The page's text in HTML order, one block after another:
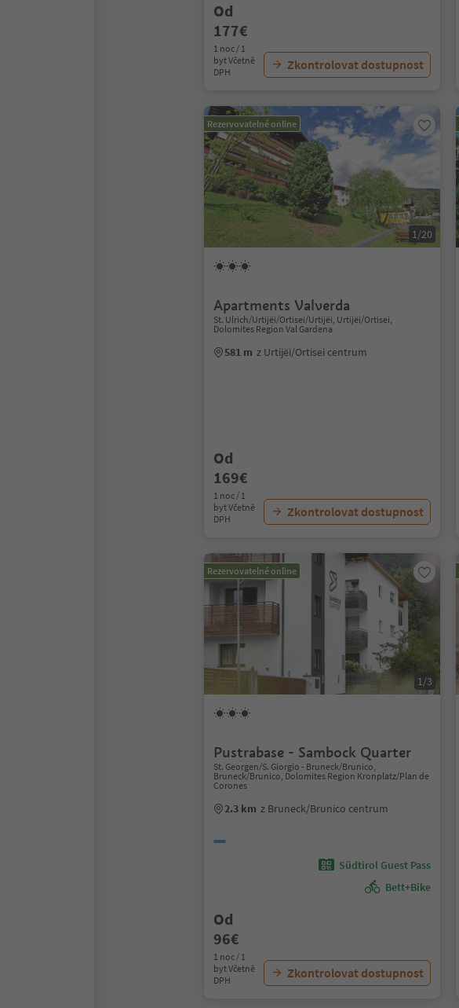
Od
177€
1 noc / 1
byt Včetně
DPH
Zkontrolovat dostupnost
Rezervovatelné online
1/20
Apartments Valverda
St. Ulrich/Urtijëi/Ortisei/Urtijëi, Urtijëi/Ortisei,
Dolomites Region Val Gardena
581 m z Urtijëi/Ortisei centrum
Od
169€
1 noc / 1
byt Včetně
DPH
Zkontrolovat dostupnost
Rezervovatelné online
1/3
Pustrabase - Sambock Quarter
St. Georgen/S. Giorgio - Bruneck/Brunico,
Bruneck/Brunico, Dolomites Region Kronplatz/Plan de
Corones
2.3 km z Bruneck/Brunico centrum
Südtirol Guest Pass
Bett+Bike
Od
96€
1 noc / 1
byt Včetně
DPH
Zkontrolovat dostupnost